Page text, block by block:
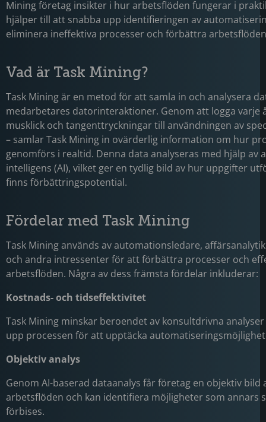
Mining företag insikter i hur arbetsflöden fungerar i
hjälper till att snabba upp identifieringen av
eliminera ineffektiva processer och förbättra
Vad är Task Mining?
Task Mining är en metod för att samla in och analysera
medarbetares datorinteraktioner. Genom att logga varje
musklick och tangenttryckningar till användningen av
– samlar Task Mining in ovärderlig information om hur
genomförs i realtid. Denna data analyseras med hjälp av
intelligens (AI), vilket ger en tydlig bild av hur uppgifter
finns förbättringspotential.
Fördelar med Task Mining
Task Mining används av automationsledare,
och andra intressenter för att förbättra processer och
arbetsflöden. Några av dess främsta fördelar inkluderar:
Kostnads- och tidseffektivitet
Task Mining minskar beroendet av konsultdrivna
upp processen för att upptäcka
Objektiv analys
Genom AI-baserad dataanalys får företag en objektiv bild
arbetsflöden och kan identifiera möjligheter som annars
förbises.